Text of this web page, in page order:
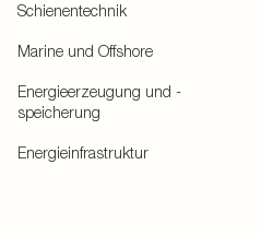
Schienentechnik
Marine und Offshore
Energieerzeugung und -
speicherung
Energieinfrastruktur